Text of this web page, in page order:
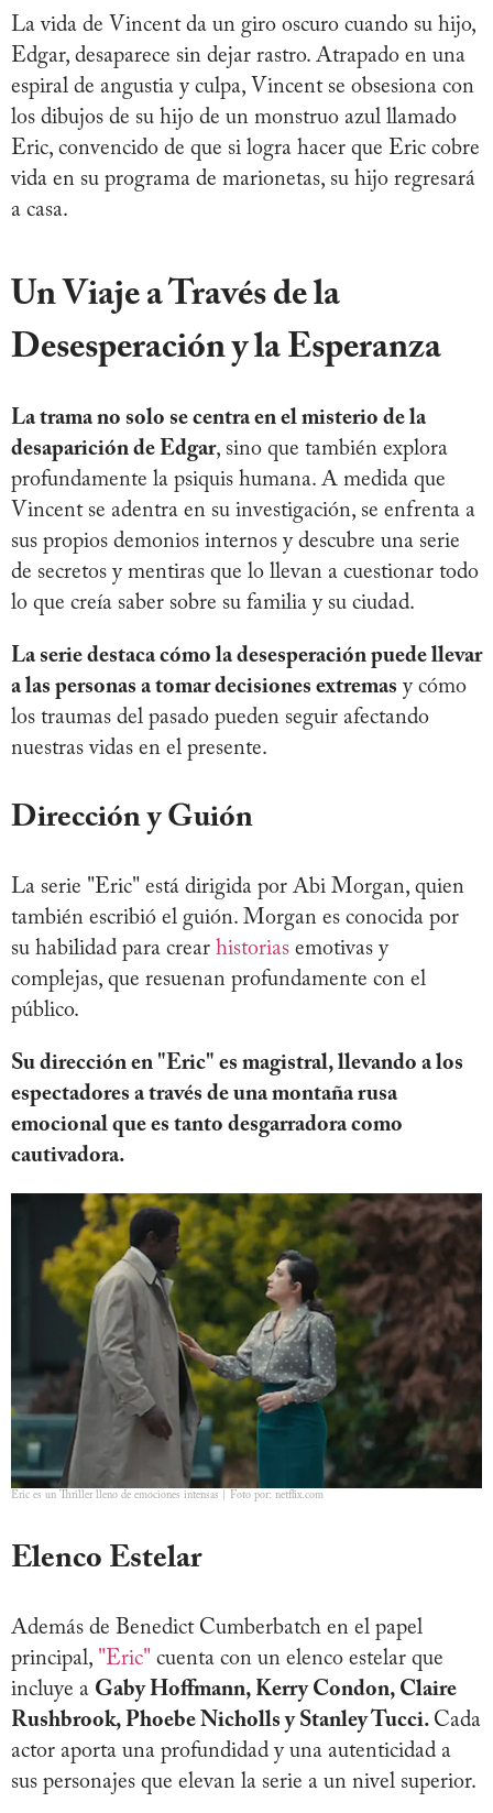
La vida de Vincent da un giro oscuro cuando su hijo,
Edgar, desaparece sin dejar rastro. Atrapado en una
espiral de angustia y culpa, Vincent se obsesiona con
los dibujos de su hijo de un monstruo azul llamado
Eric, convencido de que si logra hacer que Eric cobre
vida en su programa de marionetas, su hijo regresará
a casa.
Un Viaje a Través de la
Desesperación y la Esperanza
La trama no solo se centra en el misterio de la
desaparición de Edgar, sino que también explora
profundamente la psiquis humana. A medida que
Vincent se adentra en su investigación, se enfrenta a
sus propios demonios internos y descubre una serie
de secretos y mentiras que lo llevan a cuestionar todo
lo que creía saber sobre su familia y su ciudad.
La serie destaca cómo la desesperación puede llevar
a las personas a tomar decisiones extremas y cómo
los traumas del pasado pueden seguir afectando
nuestras vidas en el presente.
Dirección y Guión
La serie "Eric" está dirigida por Abi Morgan, quien
también escribió el guión. Morgan es conocida por
su habilidad para crear historias emotivas y
complejas, que resuenan profundamente con el
público.
Su dirección en "Eric" es magistral, llevando a los
espectadores a través de una montaña rusa
emocional que es tanto desgarradora como
cautivadora.
Eric es un Thriller lleno de emociones intensas | Foto por: netflix.com
Elenco Estelar
Además de Benedict Cumberbatch en el papel
principal, "Eric" cuenta con un elenco estelar que
incluye a Gaby Hoffmann, Kerry Condon, Claire
Rushbrook, Phoebe Nicholls y Stanley Tucci. Cada
actor aporta una profundidad y una autenticidad a
sus personajes que elevan la serie a un nivel superior.